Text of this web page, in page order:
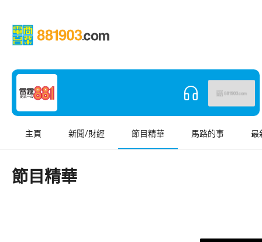
主頁 新聞/財經 節目精華 馬路的事 最
節目精華